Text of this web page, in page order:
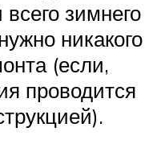
зимнего
никакого
(если,
проводится